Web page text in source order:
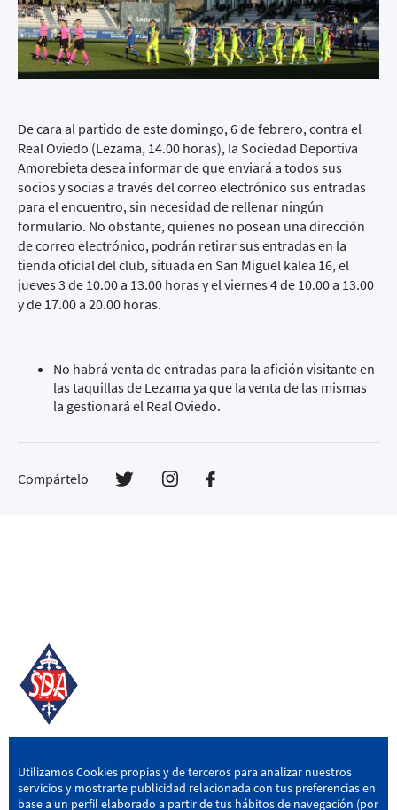
De cara al partido de este domingo, 6 de febrero, contra el
Real Oviedo (Lezama, 14.00 horas), la Sociedad Deportiva
Amorebieta desea informar de que enviará a todos sus
socios y socias a través del correo electrónico sus entradas
para el encuentro, sin necesidad de rellenar ningún
formulario. No obstante, quienes no posean una dirección
de correo electrónico, podrán retirar sus entradas en la
tienda oficial del club, situada en San Miguel kalea 16, el
jueves 3 de 10.00 a 13.00 horas y el viernes 4 de 10.00 a 13.00
y de 17.00 a 20.00 horas.
No habrá venta de entradas para la afición visitante en
las taquillas de Lezama ya que la venta de las mismas
la gestionará el Real Oviedo.
Compártelo
SD AMOREBIETA
San Miguel Kalea, 16, 48340 Amorebieta, Bizkaia
Utilizamos Cookies propias y de terceros para analizar nuestros
servicios y mostrarte publicidad relacionada con tus preferencias en
base a un perfil elaborado a partir de tus hábitos de navegación (por